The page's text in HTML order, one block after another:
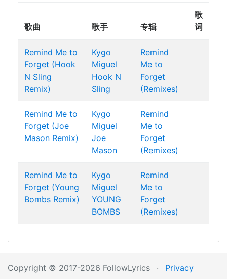
歌曲 歌手 专辑
歌
词
Remind Me to
Forget (Hook
N Sling
Remix)
Kygo
Miguel
Hook N
Sling
Remind
Me to
Forget
(Remixes)
Remind Me to
Forget (Joe
Mason Remix)
Kygo
Miguel
Joe
Mason
Remind
Me to
Forget
(Remixes)
Remind Me to
Forget (Young
Bombs Remix)
Kygo
Miguel
YOUNG
BOMBS
Remind
Me to
Forget
(Remixes)
Copyright © 2017-2026 FollowLyrics · Privacy